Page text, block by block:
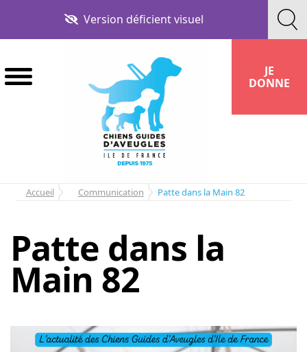
la
contenu
Version déficient visuel
JE
DONNE
Accueil Communication Patte dans la Main 82
Patte dans la
Main 82